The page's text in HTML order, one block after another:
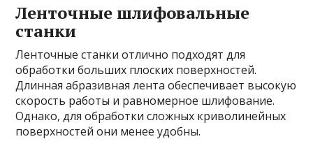
Ленточные шлифовальные
станки
Ленточные станки отлично подходят для
обработки больших плоских поверхностей.
Длинная абразивная лента обеспечивает высокую
скорость работы и равномерное шлифование.
Однако, для обработки сложных криволинейных
поверхностей они менее удобны.